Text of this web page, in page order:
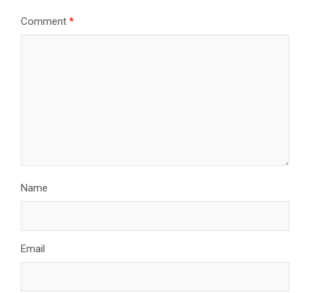
Comment *
Name
Email